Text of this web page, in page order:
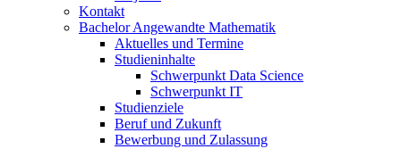
Kontakt
Bachelor Angewandte Mathematik
Aktuelles und Termine
Studieninhalte
Schwerpunkt Data Science
Schwerpunkt IT
Studienziele
Beruf und Zukunft
Bewerbung und Zulassung